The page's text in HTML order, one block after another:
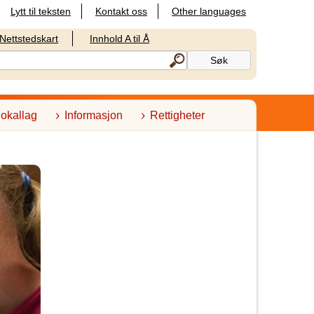
Lytt til teksten Kontakt oss Other languages
Nettstedskart Innhold A til Å
Informasjon Rettigheter